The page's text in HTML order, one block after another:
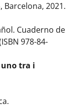
2021.
Cuaderno de
978-84-
uno tra i